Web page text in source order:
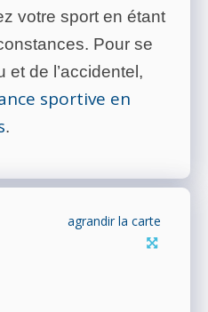
votre sport en étant
Pour se
et de l’accidentel,
sportive en
.
agrandir la carte